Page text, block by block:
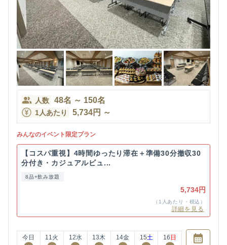
人数 48名 ～ 150名
1人あたり 5,734円 ～
みんなのイベント限定プラン
【コスパ重視】4時間ゆったり滞在＋準備30分撤収30
分付き・カジュアルビュ...
8品+飲み放題
5,734円
（1人あたり・税込）
詳細を見る
今日 11火 12水 13木 14金 15土 16 日